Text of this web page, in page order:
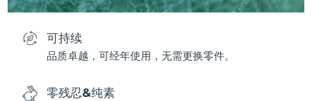
可持续
品质卓越，可经年使用，无需更换零件。
零残忍&纯素